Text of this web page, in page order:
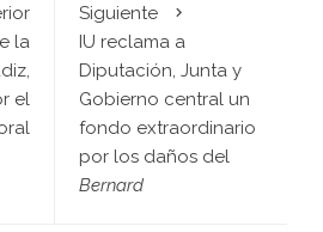
la
el
Siguiente
IU reclama a
Diputación, Junta y
Gobierno central un
fondo extraordinario
por los daños del
Bernard